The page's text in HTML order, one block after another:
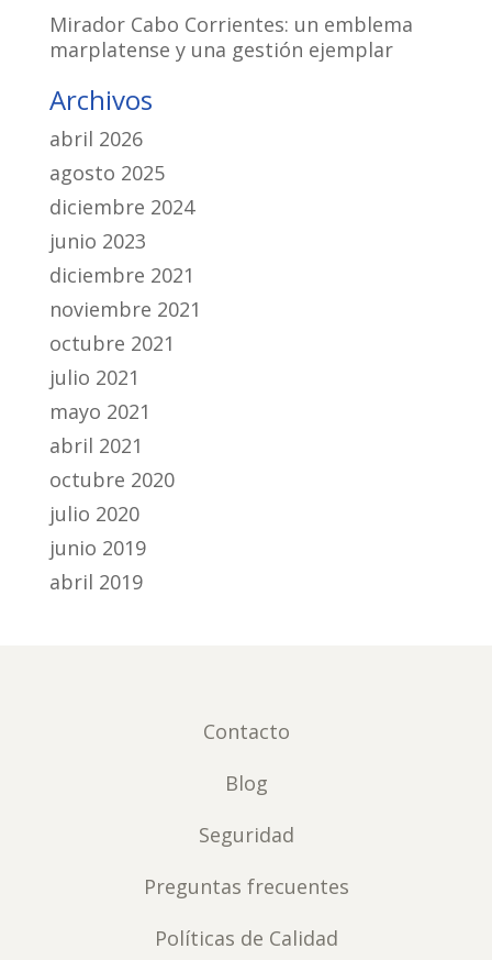
Mirador Cabo Corrientes: un emblema
marplatense y una gestión ejemplar
Archivos
abril 2026
agosto 2025
diciembre 2024
junio 2023
diciembre 2021
noviembre 2021
octubre 2021
julio 2021
mayo 2021
abril 2021
octubre 2020
julio 2020
junio 2019
abril 2019
Contacto
Blog
Seguridad
Preguntas frecuentes
Políticas de Calidad